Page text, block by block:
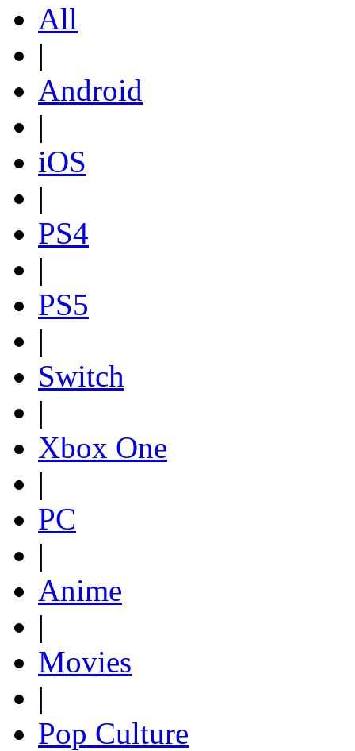
All
|
Android
|
iOS
|
PS4
|
PS5
|
Switch
|
Xbox One
|
PC
|
Anime
|
Movies
|
Pop Culture